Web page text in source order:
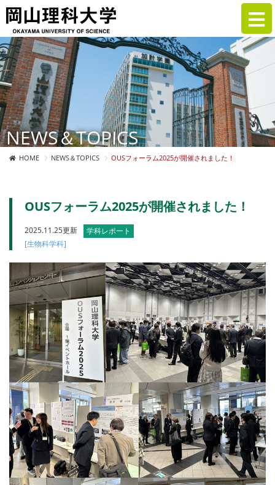
NEWS＆TOPICS
HOME NEWS＆TOPICS OUSフォーラム2025が開催されました！
OUSフォーラム2025が開催されました！
2025.11.25更新
学科レポート
[生物科学科]